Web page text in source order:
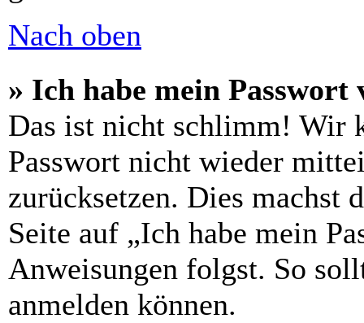
Nach oben
» Ich habe mein Passwort
Das ist nicht schlimm! Wir
Passwort nicht wieder
zurücksetzen. Dies machst
Seite auf „Ich habe mein
Anweisungen folgst. So
anmelden können.